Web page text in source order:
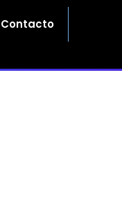
Contacto